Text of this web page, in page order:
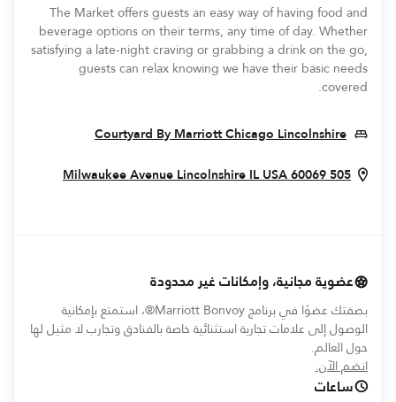
The Market offers guests an easy way of having food and
beverage options on their terms, any time of day. Whether
satisfying a late-night craving or grabbing a drink on the go,
guests can relax knowing we have their basic needs
covered.
Courtyard By Marriott Chicago Lincolnshire
New Window
505 Milwaukee Avenue
LincolnshireILUSA60069
Window
عضوية مجانية، وإمكانات غير محدودة
بصفتك عضوًا في برنامج Marriott Bonvoy®، استمتع بإمكانية
الوصول إلى علامات تجارية استثنائية خاصة بالفنادق وتجارب لا مثيل لها
حول العالم.
انضم الآن.
ساعات